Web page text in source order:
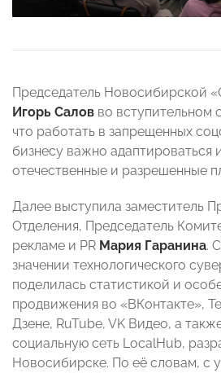
Председатель
Игорь Салов во вступительном
что работать в запрещенных
бизнесу важно адаптироваться
отечественные и разрешенные
Далее выступила заместитель
Отделения, Председатель
рекламе и PR Мария Гаранина.
значении технологического
поделилась статистикой и
продвижения во «ВКонтакте»,
Дзене, RuTube, VK Видео, а
социальную сеть LocalHub,
Новосибирске. По её словам, с